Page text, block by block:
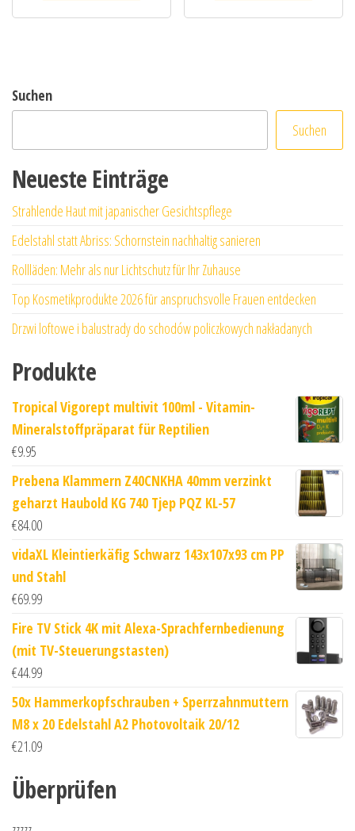
Suchen
Suchen
Neueste Einträge
Strahlende Haut mit japanischer Gesichtspflege
Edelstahl statt Abriss: Schornstein nachhaltig sanieren
Rollläden: Mehr als nur Lichtschutz für Ihr Zuhause
Top Kosmetikprodukte 2026 für anspruchsvolle Frauen entdecken
Drzwi loftowe i balustrady do schodów policzkowych nakładanych
Produkte
Tropical Vigorept multivit 100ml - Vitamin-
Mineralstoffpräparat für Reptilien
€9.95
Prebena Klammern Z40CNKHA 40mm verzinkt
geharzt Haubold KG 740 Tjep PQZ KL-57
€84.00
vidaXL Kleintierkäfig Schwarz 143x107x93 cm PP
und Stahl
€69.99
Fire TV Stick 4K mit Alexa-Sprachfernbedienung
(mit TV-Steuerungstasten)
€44.99
50x Hammerkopfschrauben + Sperrzahnmuttern
M8 x 20 Edelstahl A2 Photovoltaik 20/12
€21.09
Überprüfen